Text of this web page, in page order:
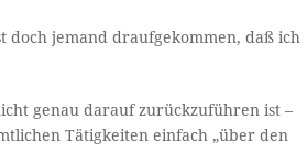
doch jemand draufgekommen, daß ich
genau darauf zurückzuführen ist –
Tätigkeiten einfach „über den